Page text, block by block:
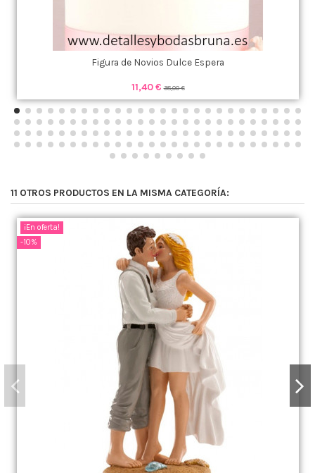
Figura de Novios Dulce Espera
11,40 €38,00 €
11 OTROS PRODUCTOS EN LA MISMA CATEGORÍA:
¡En oferta!
-10%